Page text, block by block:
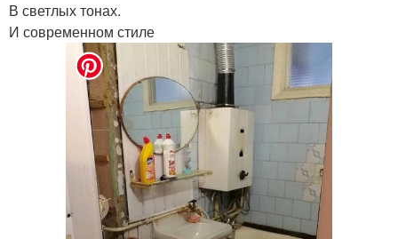
В светлых тонах.
И современном стиле